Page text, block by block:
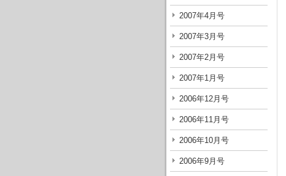
2007年4月号
2007年3月号
2007年2月号
2007年1月号
2006年12月号
2006年11月号
2006年10月号
2006年9月号